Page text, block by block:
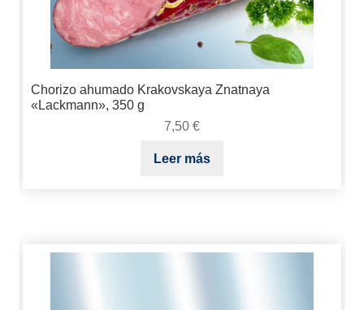
Chorizo ahumado Krakovskaya Znatnaya
«Lackmann», 350 g
7,50 €
Leer más